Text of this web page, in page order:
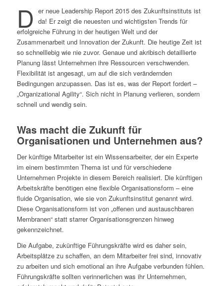
D er neue Leadership Report 2015 des Zukunftsinstituts ist
da! Er zeigt die neuesten und wichtigsten Trends für
erfolgreiche Führung in der heutigen Welt und der
Zusammenarbeit und Innovation der Zukunft. Die heutige Zeit ist
so schnelllebig wie nie zuvor. Genaue und akribisch detaillierte
Planung lässt Unternehmen ihre Ressourcen verschwenden.
Flexibilität ist angesagt, um auf die sich verändernden
Bedingungen anzupassen. Das ist es, was der Report fordert –
„Organizational Agility“. Sich nicht in Planung verlieren, sondern
schnell und wendig sein.
Was macht die Zukunft für
Organisationen und Unternehmen aus?
Der künftige Mitarbeiter ist ein Wissensarbeiter, der ein Experte
im einem bestimmten Thema ist und für verschiedene
Unternehmen Projekte in diesem Bereich realisiert. Die künftigen
Arbeitskräfte benötigen eine flexible Organisationsform – eine
fluide Organisation, wie sie von Zukunftsinstitut genannt wird.
Diese Organisationsform ist von „offenen und austauschbaren
Membranen“ statt starrer Organisationsgrenzen hinweg
gekennzeichnet.
Die Aufgabe, zukünftige Führungskräfte wird es daher sein,
Arbeitsplätze zu schaffen, an dem Mitarbeiter frei sind, innovativ
zu arbeiten und sich emotional an ihre Aufgabe verbunden fühlen.
Führungskräfte sollten verinnerlichen was ihr Unternehmen,